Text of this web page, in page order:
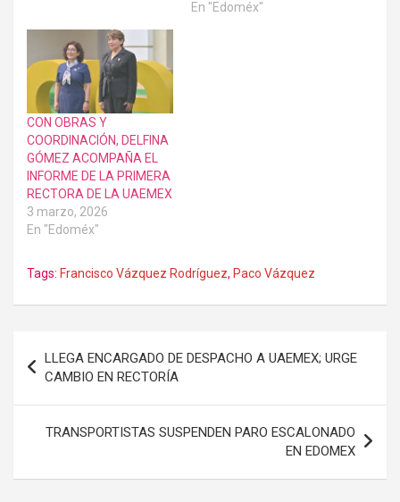
En "Edoméx"
CON OBRAS Y
COORDINACIÓN, DELFINA
GÓMEZ ACOMPAÑA EL
INFORME DE LA PRIMERA
RECTORA DE LA UAEMEX
3 marzo, 2026
En "Edoméx"
Tags: Francisco Vázquez Rodríguez, Paco Vázquez
de
entradas
LLEGA ENCARGADO DE DESPACHO A UAEMEX; URGE
CAMBIO EN RECTORÍA
TRANSPORTISTAS SUSPENDEN PARO ESCALONADO
EN EDOMEX